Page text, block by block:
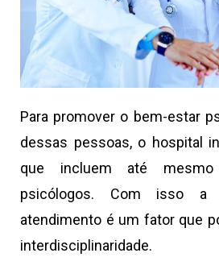
Para promover o bem-estar
dessas pessoas, o hospital
que incluem até
psicólogos. Com isso a
atendimento é um fator que
interdisciplinaridade.